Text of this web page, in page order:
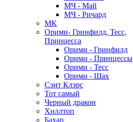
МЧ - Май
МЧ - Ричард
МК
Орими- Гринфилд, Тесс,
Принцесса
Орими - Гринфилд
Орими - Принцессы
Орими - Тесс
Орими - Шах
Сэнт Клэрс
Тот самый
Черный дракон
Хиллтоп
Бахар